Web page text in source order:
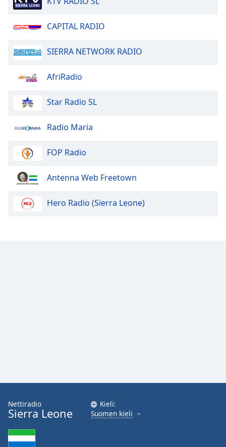
dialog
Escape
cancel
window.
Color
Opacity
Background
Text
Edge
CAPITAL RADIO
SIERRA NETWORK RADIO
AfriRadio
Star Radio SL
Radio Maria
FOP Radio
Antenna Web Freetown
Hero Radio (Sierra Leone)
Nettiradio
Sierra Leone
Kieli:
Suomen kieli